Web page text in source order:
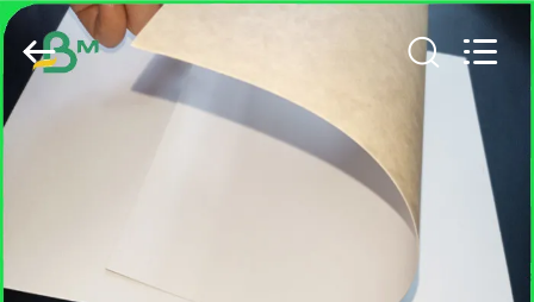
MAISON
PRODUITS
GUANGZHOU
BMPAPER
LTD..
All
Rights
Reserved.